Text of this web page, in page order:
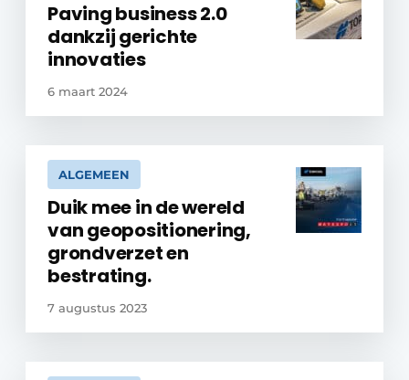
Paving business 2.0
dankzij gerichte
innovaties
6 maart 2024
ALGEMEEN
Duik mee in de wereld
van geopositionering,
grondverzet en
bestrating.
7 augustus 2023